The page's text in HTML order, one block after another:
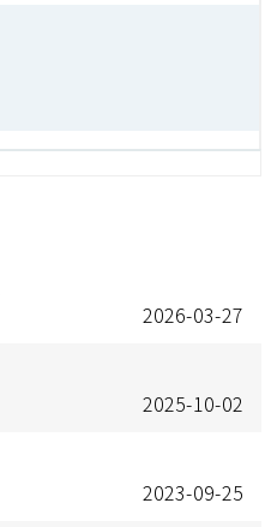
2026-03-27
2025-10-02
2023-09-25